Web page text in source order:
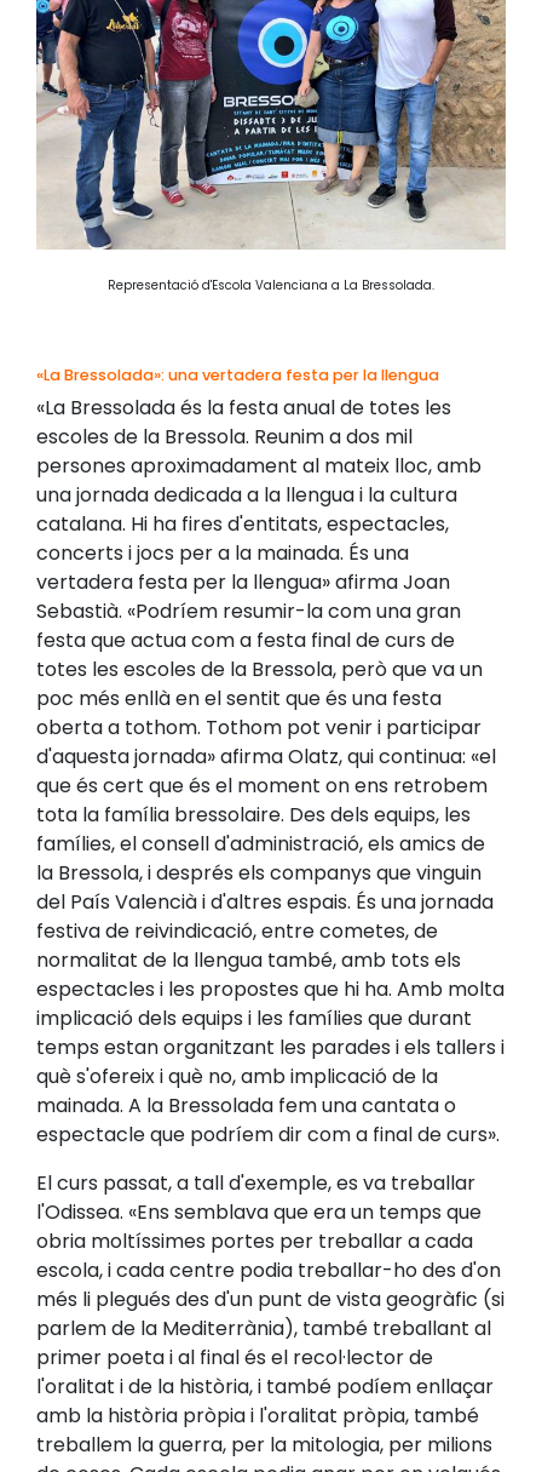
Representació d'Escola Valenciana a La Bressolada.
«La Bressolada»: una vertadera festa per la llengua
«La Bressolada és la festa anual de totes les
escoles de la Bressola. Reunim a dos mil
persones aproximadament al mateix lloc, amb
una jornada dedicada a la llengua i la cultura
catalana. Hi ha fires d'entitats, espectacles,
concerts i jocs per a la mainada. És una
vertadera festa per la llengua» afirma Joan
Sebastià. «Podríem resumir-la com una gran
festa que actua com a festa final de curs de
totes les escoles de la Bressola, però que va un
poc més enllà en el sentit que és una festa
oberta a tothom. Tothom pot venir i participar
d'aquesta jornada» afirma Olatz, qui continua: «el
que és cert que és el moment on ens retrobem
tota la família bressolaire. Des dels equips, les
famílies, el consell d'administració, els amics de
la Bressola, i després els companys que vinguin
del País Valencià i d'altres espais. És una jornada
festiva de reivindicació, entre cometes, de
normalitat de la llengua també, amb tots els
espectacles i les propostes que hi ha. Amb molta
implicació dels equips i les famílies que durant
temps estan organitzant les parades i els tallers i
què s'ofereix i què no, amb implicació de la
mainada. A la Bressolada fem una cantata o
espectacle que podríem dir com a final de curs».
El curs passat, a tall d'exemple, es va treballar
l'Odissea. «Ens semblava que era un temps que
obria moltíssimes portes per treballar a cada
escola, i cada centre podia treballar-ho des d'on
més li plegués des d'un punt de vista geogràfic (si
parlem de la Mediterrània), també treballant al
primer poeta i al final és el recol·lector de
l'oralitat i de la història, i també podíem enllaçar
amb la història pròpia i l'oralitat pròpia, també
treballem la guerra, per la mitologia, per milions